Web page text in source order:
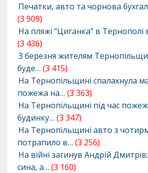
Печатки, авто та чорнова
(3 909)
На пляжі “Циганка” в Тернополі
(3 436)
З березня жителям
буде… (3 415)
На Тернопільщині спалахнула
пожежа на… (3 363)
На Тернопільщині під час
будинку… (3 347)
На Тернопільщині авто з
потрапило в… (3 256)
На війні загинув Андрій
сина, а… (3 160)